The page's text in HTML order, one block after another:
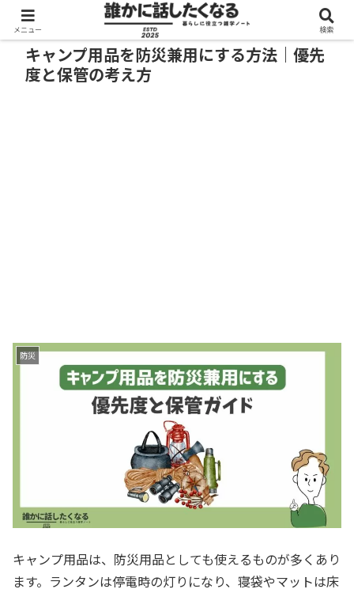
キャンプ用品を防災兼用にする方法｜優先
度と保管の考え方
防災
キャンプ用品は、防災用品としても使えるものが多くあり
ます。ランタンは停電時の灯りになり、寝袋やマットは床
メニュー 検索